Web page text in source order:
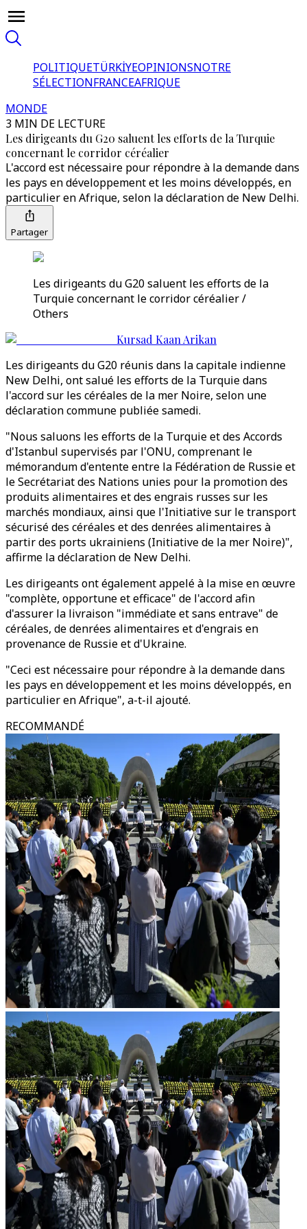
POLITIQUETÜRKİYEOPINIONSNOTRE
SÉLECTIONFRANCEAFRIQUE
MONDE
3 MIN DE LECTURE
Les dirigeants du G20 saluent les efforts de la Turquie
concernant le corridor céréalier
L'accord est nécessaire pour répondre à la demande dans
les pays en développement et les moins développés, en
particulier en Afrique, selon la déclaration de New Delhi.
Partager
Les dirigeants du G20 saluent les efforts de la
Turquie concernant le corridor céréalier /
Others
Kursad Kaan Arikan
Les dirigeants du G20 réunis dans la capitale indienne
New Delhi, ont salué les efforts de la Turquie dans
l'accord sur les céréales de la mer Noire, selon une
déclaration commune publiée samedi.
"Nous saluons les efforts de la Turquie et des Accords
d'Istanbul supervisés par l'ONU, comprenant le
mémorandum d'entente entre la Fédération de Russie et
le Secrétariat des Nations unies pour la promotion des
produits alimentaires et des engrais russes sur les
marchés mondiaux, ainsi que l'Initiative sur le transport
sécurisé des céréales et des denrées alimentaires à
partir des ports ukrainiens (Initiative de la mer Noire)",
affirme la déclaration de New Delhi.
Les dirigeants ont également appelé à la mise en œuvre
"complète, opportune et efficace" de l'accord afin
d'assurer la livraison "immédiate et sans entrave" de
céréales, de denrées alimentaires et d'engrais en
provenance de Russie et d'Ukraine.
"Ceci est nécessaire pour répondre à la demande dans
les pays en développement et les moins développés, en
particulier en Afrique", a-t-il ajouté.
RECOMMANDÉ